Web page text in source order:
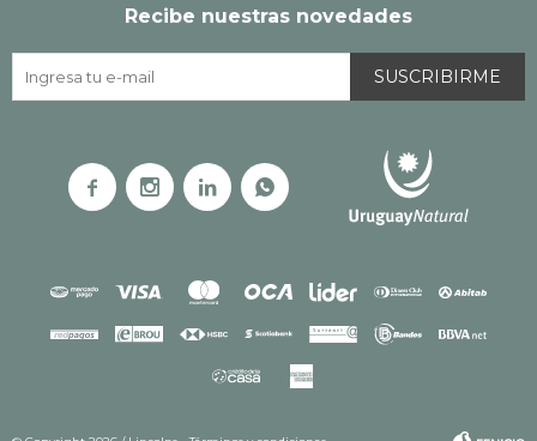
Recibe nuestras novedades
SUSCRIBIRME
   